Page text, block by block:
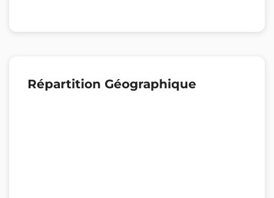
Répartition Géographique